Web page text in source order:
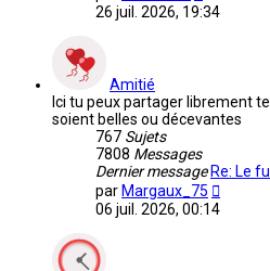
le
26 juil. 2026, 19:34
Amitié
Ici tu peux partager librement
soient belles ou décevantes
767 Sujets
7808 Messages
Dernier messageRe: Le
parMargaux_75
le
06 juil. 2026, 00:14